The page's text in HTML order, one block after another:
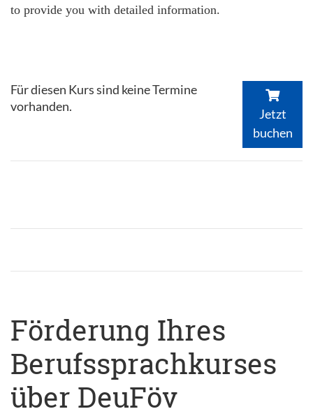
to provide you with detailed information.
Für diesen Kurs sind keine Termine
vorhanden.
Jetzt
buchen
Förderung Ihres
Berufssprachkurses
über DeuFöv